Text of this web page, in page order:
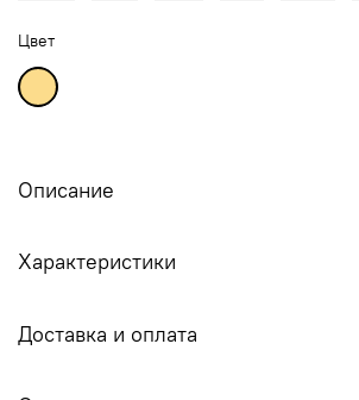
Цвет
Описание
Характеристики
Доставка и оплата